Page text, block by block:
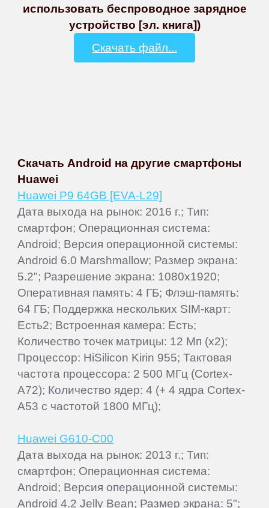
использовать беспроводное зарядное
устройство [эл. книга])
Скачать файл...
Скачать Android на другие смартфоны
Huawei
Huawei P9 64GB [EVA-L29]
Дата выхода на рынок: 2016 г.; Тип:
смартфон; Операционная система:
Android; Версия операционной системы:
Android 6.0 Marshmallow; Размер экрана:
5.2"; Разрешение экрана: 1080x1920;
Оперативная память: 4 ГБ; Флэш-память:
64 ГБ; Поддержка нескольких SIM-карт:
Есть2; Встроенная камера: Есть;
Количество точек матрицы: 12 Мп (x2);
Процессор: HiSilicon Kirin 955; Тактовая
частота процессора: 2 500 МГц (Cortex-
A72); Количество ядер: 4 (+ 4 ядра Cortex-
A53 с частотой 1800 МГц);
Huawei G610-C00
Дата выхода на рынок: 2013 г.; Тип:
смартфон; Операционная система:
Android; Версия операционной системы:
Android 4.2 Jelly Bean; Размер экрана: 5";